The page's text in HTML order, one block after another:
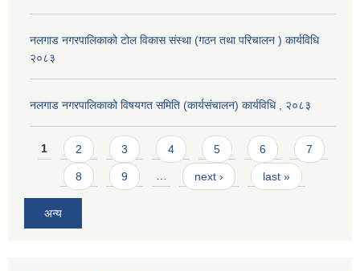
नलगाड नगरपालिकाको टोल विकास संस्था (गठन तथा परिचालन ) कार्यविधि
२०८३
नलगाड नगरपालिकाको विषयगत समिति (कार्यसंचालन) कार्यविधि , २०८३
Pages
1 2 3 4 5 6 7
8 9 … next › last »
अन्य